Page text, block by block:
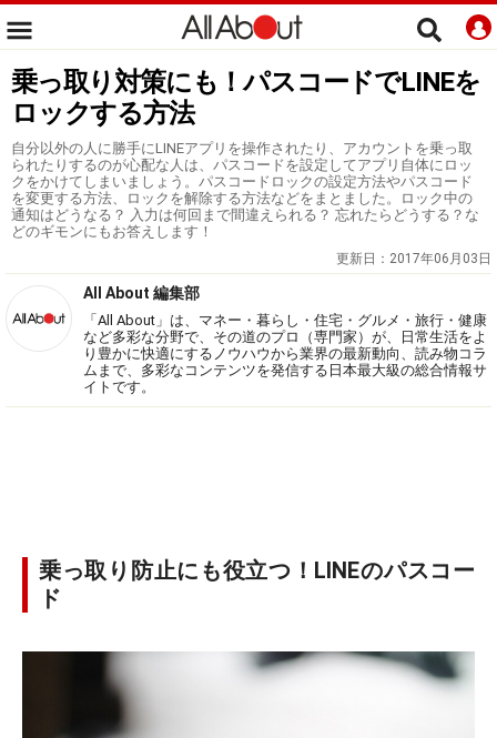
乗っ取り対策にも！パスコードでLINEを
ロックする方法
自分以外の人に勝手にLINEアプリを操作されたり、アカウントを乗っ取
られたりするのが心配な人は、パスコードを設定してアプリ自体にロッ
クをかけてしまいましょう。パスコードロックの設定方法やパスコード
を変更する方法、ロックを解除する方法などをまとました。ロック中の
通知はどうなる？ 入力は何回まで間違えられる？ 忘れたらどうする？な
どのギモンにもお答えします！
更新日： 2017年06月03日
All About 編集部
「All About」は、マネー・暮らし・住宅・グルメ・旅行・健康
など多彩な分野で、その道のプロ（専門家）が、日常生活をよ
り豊かに快適にするノウハウから業界の最新動向、読み物コラ
ムまで、多彩なコンテンツを発信する日本最大級の総合情報サ
イトです。
乗っ取り防止にも役立つ！LINEのパスコー
ド